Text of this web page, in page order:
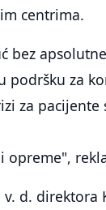
centrima.
bez
podršku za
za
opreme",
v. d. direktora